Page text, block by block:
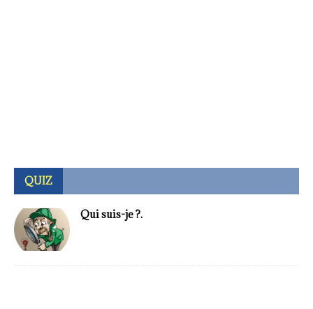
QUIZ
Qui suis-je ?.